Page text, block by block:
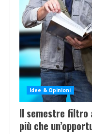
Idee & Opinioni
Il semestre filtro
più che